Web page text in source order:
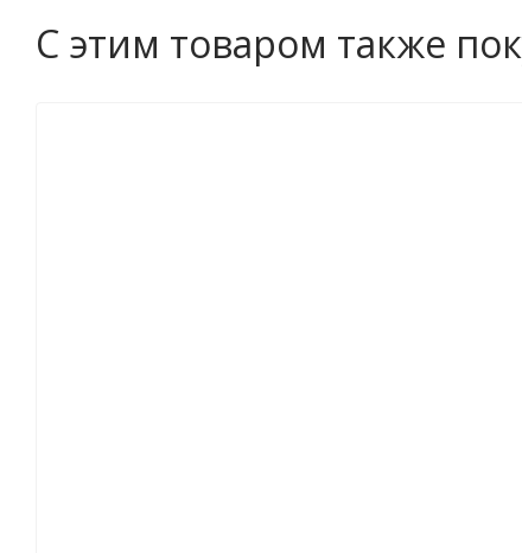
С этим товаром также